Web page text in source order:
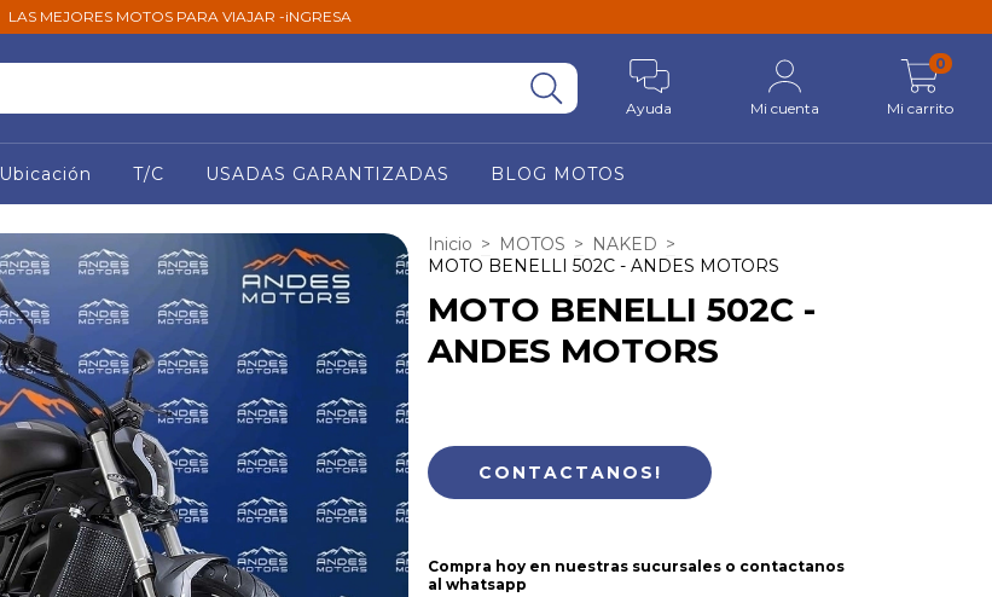
LAS MEJORES MOTOS PARA VIAJAR -iNGRESA
Ayuda Mi cuenta Mi carrito
0
Ubicación T/C USADAS GARANTIZADAS BLOG MOTOS
Inicio > MOTOS > NAKED >
MOTO BENELLI 502C - ANDES MOTORS
MOTO BENELLI 502C -
ANDES MOTORS
Compra hoy en nuestras sucursales o contactanos
al whatsapp